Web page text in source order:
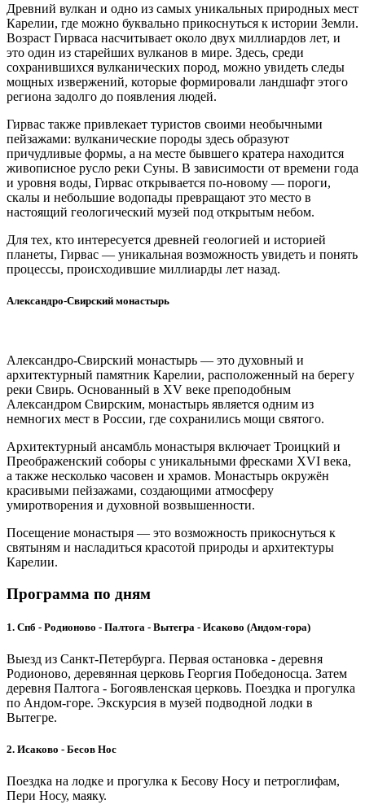
Древний вулкан и одно из самых уникальных природных мест
Карелии, где можно буквально прикоснуться к истории Земли.
Возраст Гирваса насчитывает около двух миллиардов лет, и
это один из старейших вулканов в мире. Здесь, среди
сохранившихся вулканических пород, можно увидеть следы
мощных извержений, которые формировали ландшафт этого
региона задолго до появления людей.
Гирвас также привлекает туристов своими необычными
пейзажами: вулканические породы здесь образуют
причудливые формы, а на месте бывшего кратера находится
живописное русло реки Суны. В зависимости от времени года
и уровня воды, Гирвас открывается по-новому — пороги,
скалы и небольшие водопады превращают это место в
настоящий геологический музей под открытым небом.
Для тех, кто интересуется древней геологией и историей
планеты, Гирвас — уникальная возможность увидеть и понять
процессы, происходившие миллиарды лет назад.
Александро-Свирский монастырь
Александро-Свирский монастырь — это духовный и
архитектурный памятник Карелии, расположенный на берегу
реки Свирь. Основанный в XV веке преподобным
Александром Свирским, монастырь является одним из
немногих мест в России, где сохранились мощи святого.
Архитектурный ансамбль монастыря включает Троицкий и
Преображенский соборы с уникальными фресками XVI века,
а также несколько часовен и храмов. Монастырь окружён
красивыми пейзажами, создающими атмосферу
умиротворения и духовной возвышенности.
Посещение монастыря — это возможность прикоснуться к
святыням и насладиться красотой природы и архитектуры
Карелии.
Программа по дням
1. Спб - Родионово - Палтога - Вытегра - Исаково (Андом-гора)
Выезд из Санкт-Петербурга. Первая остановка - деревня
Родионово, деревянная церковь Георгия Победоносца. Затем
деревня Палтога - Богоявленская церковь. Поездка и прогулка
по Андом-горе. Экскурсия в музей подводной лодки в
Вытегре.
2. Исаково - Бесов Нос
Поездка на лодке и прогулка к Бесову Носу и петроглифам,
Пери Носу, маяку.